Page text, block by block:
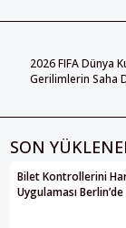
2026 FIFA Dünya
Gerilimlerin Saha
SON
Bilet Kontrollerini
Uygulaması